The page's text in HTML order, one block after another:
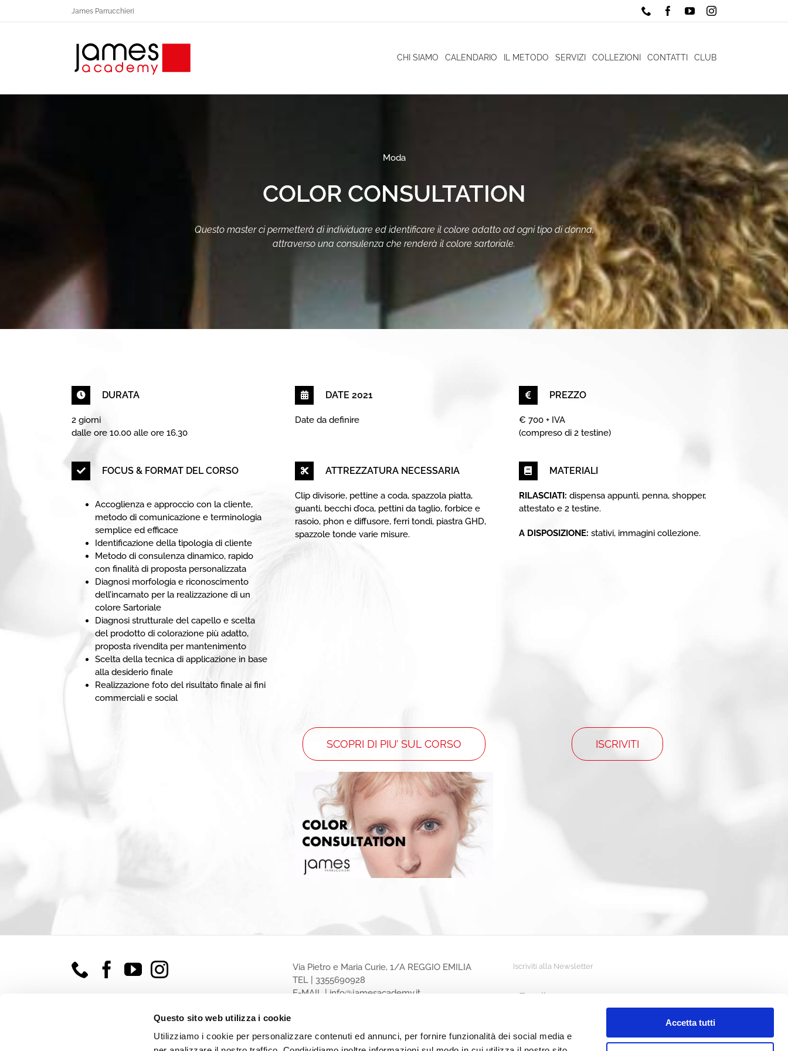
Questo sito web utilizza i cookie
Utilizziamo i cookie per personalizzare contenuti ed annunci, per fornire funzionalità dei social media e
Accetta tutti
James Parrucchieri Phone Facebook
YouTubeInstagram
CHI SIAMO CALENDARIO IL METODO SERVIZI COLLEZIONI CONTATTI CLUB
Moda
COLOR CONSULTATION
Questo master ci permetterà di individuare ed identificare il colore adatto ad ogni tipo di donna,
attraverso una consulenza che renderà il colore sartoriale.
DURATA
2 giorni
dalle ore 10.00 alle ore 16.30
DATE 2021
Date da definire
PREZZO
€ 700 + IVA
(compreso di 2 testine)
FOCUS & FORMAT DEL CORSO
Accoglienza e approccio con la cliente,
metodo di comunicazione e terminologia
semplice ed efficace
Identificazione della tipologia di cliente
Metodo di consulenza dinamico, rapido
con finalità di proposta personalizzata
Diagnosi morfologia e riconoscimento
dell’incarnato per la realizzazione di un
colore Sartoriale
Diagnosi strutturale del capello e scelta
del prodotto di colorazione più adatto,
proposta rivendita per mantenimento
Scelta della tecnica di applicazione in base
alla desiderio finale
Realizzazione foto del risultato finale ai fini
commerciali e social
ATTREZZATURA NECESSARIA
Clip divisorie, pettine a coda, spazzola piatta,
guanti, becchi d’oca, pettini da taglio, forbice e
rasoio, phon e diffusore, ferri tondi, piastra GHD,
spazzole tonde varie misure.
MATERIALI
RILASCIATI: dispensa appunti, penna, shopper,
attestato e 2 testine.
A DISPOSIZIONE: stativi, immagini collezione.
SCOPRI DI PIU’ SUL CORSO ISCRIVITI
Via Pietro e Maria Curie, 1/A REGGIO EMILIA
TEL | 3355690928
E-MAIL | info@jamesacademy.it
Iscriviti alla Newsletter